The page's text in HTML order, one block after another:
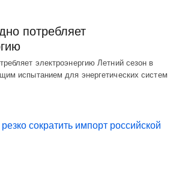
потребляет
электроэнергию Летний сезон в
испытанием для энергетических систем